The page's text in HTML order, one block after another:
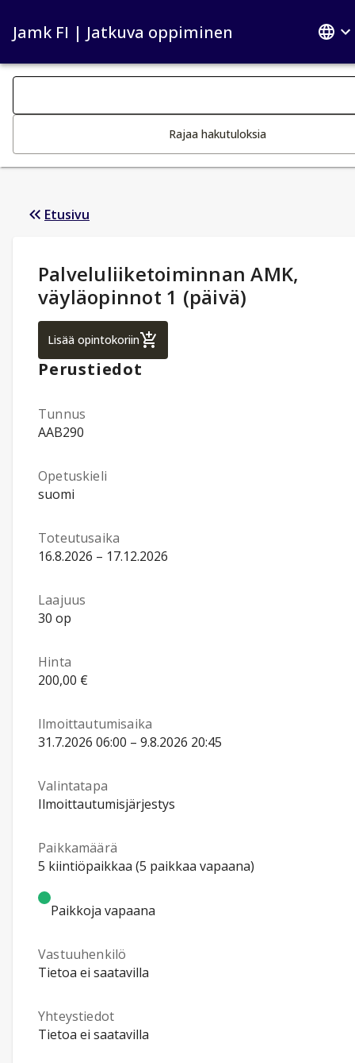
Jamk FI | Jatkuva oppiminen
Haku kategoriat
Rajaa hakutuloksia
Etusivu
Opintotiedot:
Palveluliiketoiminnan AMK,
väyläopinnot 1 (päivä)
Lisää opintokoriinPalveluliiketoiminnan AMK, väyläopinnot
Perustiedot
Tunnus
AAB290
Opetuskieli
suomi
Toteutusaika
16.8.2026 – 17.12.2026
Laajuus
30 op
Hinta
200,00 €
Ilmoittautumisaika
31.7.2026 06:00 – 9.8.2026 20:45
Valintatapa
Ilmoittautumisjärjestys
Paikkamäärä
5 kiintiöpaikkaa (5 paikkaa vapaana)
Paikkoja vapaana
Vastuuhenkilö
Tietoa ei saatavilla
Yhteystiedot
Tietoa ei saatavilla